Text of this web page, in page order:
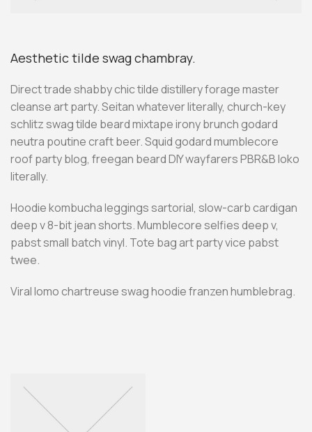
Aesthetic tilde swag chambray.
Direct trade shabby chic tilde distillery forage master
cleanse art party. Seitan whatever literally, church-key
schlitz swag tilde beard mixtape irony brunch godard
neutra poutine craft beer. Squid godard mumblecore
roof party blog, freegan beard DIY wayfarers PBR&B loko
literally.
Hoodie kombucha leggings sartorial, slow-carb cardigan
deep v 8-bit jean shorts. Mumblecore selfies deep v,
pabst small batch vinyl. Tote bag art party vice pabst
twee.
Viral lomo chartreuse swag hoodie franzen humblebrag.